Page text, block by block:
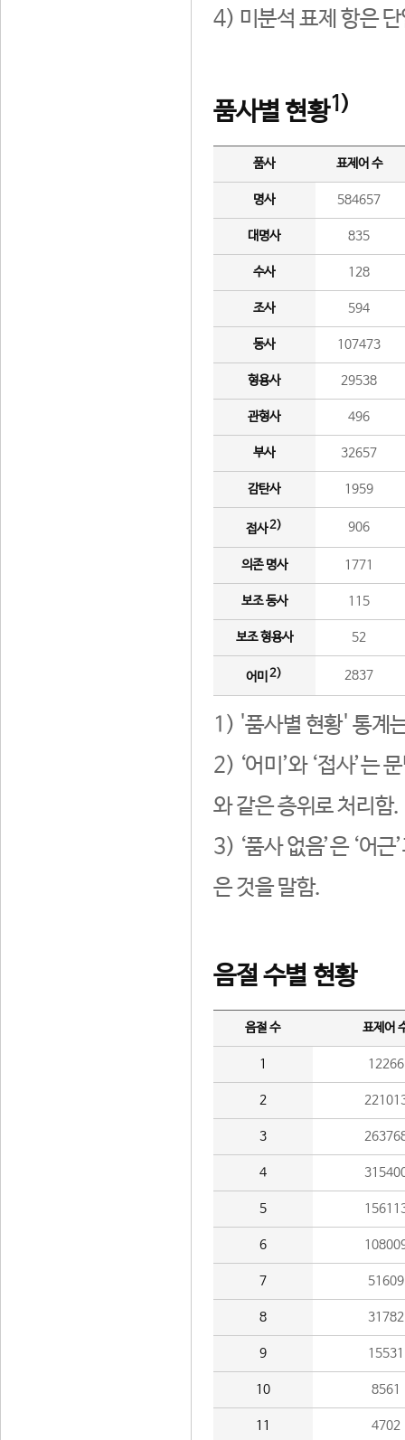
4) 미분석 표제 항은
품사별 현황1)
품사 표제어 수
명사 584657
대명사 835
수사 128
조사 594
동사 107473
형용사 29538
관형사 496
부사 32657
감탄사 1959
접사2) 906
의존 명사 1771
보조 동사 115
보조 형용사 52
어미 2) 2837
1) '품사별 현황' 통계
2) ‘어미’와 ‘접사’는
와 같은 층위로 처리함.
3) ‘품사 없음’은 ‘어
은 것을 말함.
음절 수별 현황
음절 수 표제어
1 12266
2
3
4
5
6
7 51609
8 31782
9 15531
10 8561
11 4702